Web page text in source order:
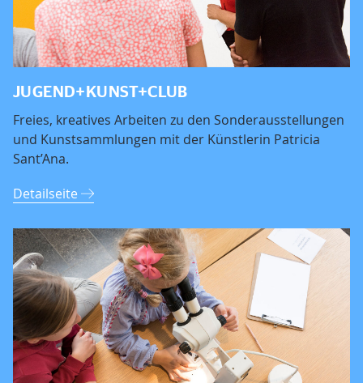
JUGEND+KUNST+CLUB
Freies, kreatives Arbeiten zu den Sonderausstellungen
und Kunstsammlungen mit der Künstlerin Patricia
Sant’Ana.
Detailseite